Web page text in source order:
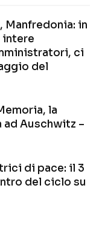
Manfredonia: in
intere
ci
del
la
Auschwitz –
di pace: il 3
del ciclo su